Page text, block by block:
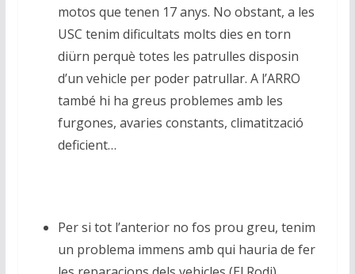
motos que tenen 17 anys. No obstant, a les
USC tenim dificultats molts dies en torn
diürn perquè totes les patrulles disposin
d’un vehicle per poder patrullar. A l’ARRO
també hi ha greus problemes amb les
furgones, avaries constants, climatització
deficient…
Per si tot l’anterior no fos prou greu, tenim
un problema immens amb qui hauria de fer